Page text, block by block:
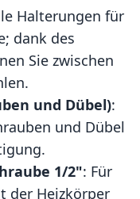
Halterungen für
dank des
Sie zwischen
und Dübel):
und Dübel
1/2": Für
der Heizkörper